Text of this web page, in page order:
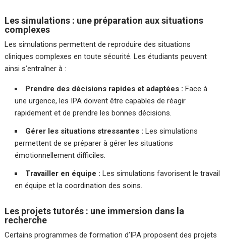
Les simulations : une préparation aux situations
complexes
Les simulations permettent de reproduire des situations
cliniques complexes en toute sécurité. Les étudiants peuvent
ainsi s’entraîner à :
Prendre des décisions rapides et adaptées : Face à
une urgence, les IPA doivent être capables de réagir
rapidement et de prendre les bonnes décisions.
Gérer les situations stressantes : Les simulations
permettent de se préparer à gérer les situations
émotionnellement difficiles.
Travailler en équipe : Les simulations favorisent le travail
en équipe et la coordination des soins.
Les projets tutorés : une immersion dans la
recherche
Certains programmes de formation d’IPA proposent des projets